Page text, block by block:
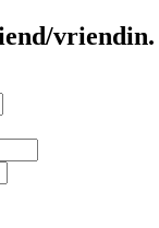
vriendin.